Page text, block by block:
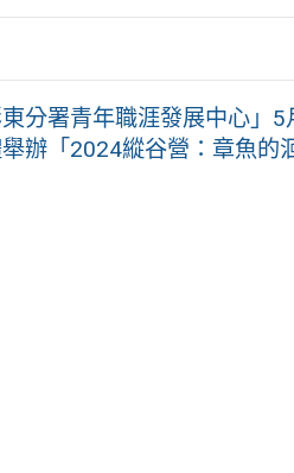
分署青年職涯發展中心」5
辦「2024縱谷營：章魚的